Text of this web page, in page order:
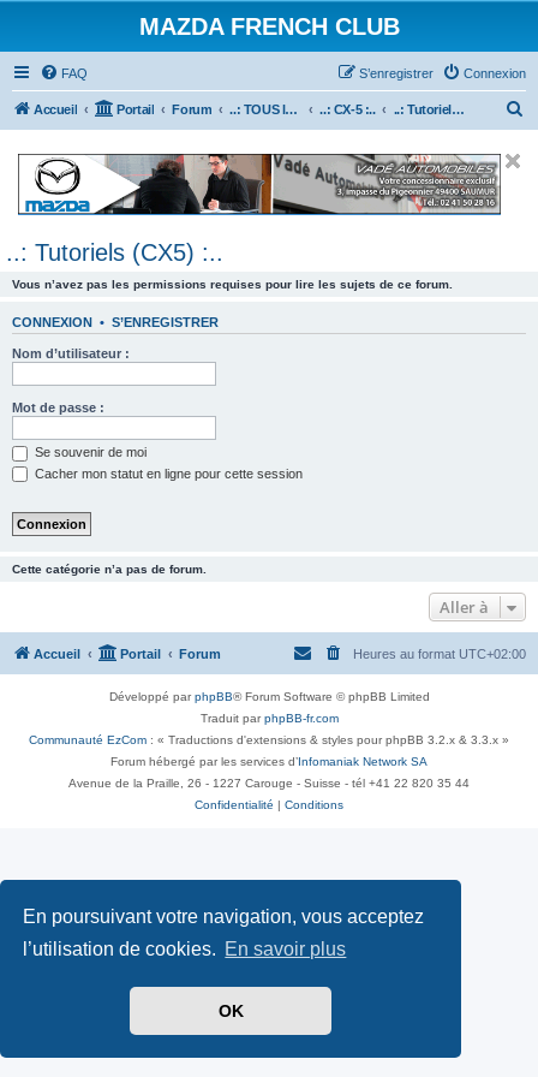
En poursuivant votre navigation, vous acceptez
l’utilisation de cookies. En savoir plus
OK
MAZDA FRENCH CLUB
FAQ Connexion
S’enregistrer
Accueil Portail Forum ..: TOUS les Véhicules MAZDA :.. ..: CX-5 :.. ..: Tutoriels (CX5) :..
e
..: Tutoriels (CX5) :..
Vous n’avez pas les permissions requises pour lire les sujets de ce forum.
CONNEXION • S’ENREGISTRER
Nom d’utilisateur :
Mot de passe :
Se souvenir de moi
Cacher mon statut en ligne pour cette session
Cette catégorie n’a pas de forum.
Aller à
Accueil Portail Forum Heures au format UTC+02:00
Développé parphpBB® Forum Software © phpBB Limited
Traduit parphpBB-fr.com
Communauté EzCom : « Traductions d'extensions & styles pour phpBB 3.2.x & 3.3.x »
Forum hébergé par les services d’ Infomaniak Network SA
Avenue de la Praille, 26 - 1227 Carouge - Suisse - tél +41 22 820 35 44
Confidentialité
Conditions